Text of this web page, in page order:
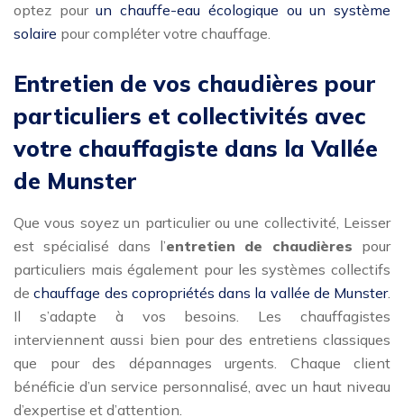
optez pourun chauffe-eau écologique ou un système
solaire pour compléter votre chauffage.
Entretien de vos chaudières pour
particuliers et collectivités avec
votre chauffagiste dans la Vallée
de Munster
Que vous soyez un particulier ou une collectivité, Leisser
est spécialisé dans l’entretien de chaudières pour
particuliers mais également pour les systèmes collectifs
dechauffage des copropriétés dans la vallée de Munster.
Il s’adapte à vos besoins. Les chauffagistes
interviennent aussi bien pour des entretiens classiques
que pour des dépannages urgents. Chaque client
bénéficie d’un service personnalisé, avec un haut niveau
d’expertise et d’attention.